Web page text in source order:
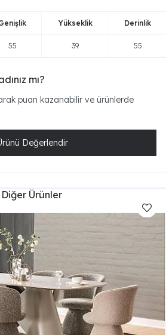
Yükseklik Derinlik
55 39 55
mı?
puan kazanabilir ve ürünlerde
Değerlendir
Ürünler